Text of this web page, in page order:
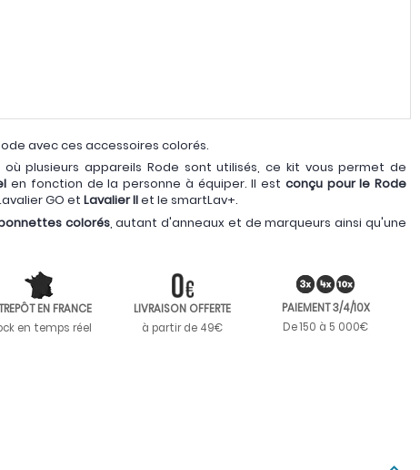
avec ces accessoires colorés.
plusieurs appareils Rode sont utilisés, ce kit vous permet de
en fonction de la personne à équiper. Il est conçu pour le Rode
GO et Lavalier IIet le smartLav+.
colorés, autant d'anneaux et de marqueurs ainsi qu'une
EN FRANCE
en temps réel
LIVRAISON OFFERTE
à partir de 49€
PAIEMENT 3/4/10X
De 150 à 5 000€